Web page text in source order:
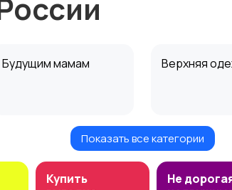
Будущим мамам Верхняя
Нижнее белье 20 Обувь84
Показать все категории
Купить
Не